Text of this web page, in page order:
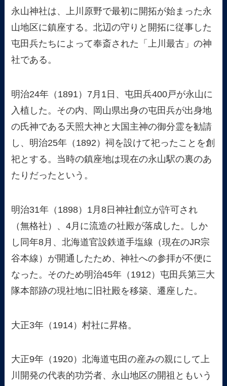
永山神社は、上川原野で最初に開拓が始まった永
山地区に鎮座する。北辺の守りと開拓に従事した
屯田兵たちによって奉斎された「上川最古」の神
社である。
明治24年（1891）7月1日、屯田兵400戸が永山に
入植した。その内、岡山県出身の屯田兵が出身地
の氏神である天照大神と大国主神の御分霊を勧請
し、明治25年（1892）祠を設けて祀ったことを創
祀とする。当時の鎮座地は現在の永山駅の裏のあ
たりだったという。
明治31年（1898）1月8日神社創立が許可され
（無格社）、4月に流造の社殿が落成した。しか
し同年8月、北海道官設鉄道手塩線（現在のJR宗
谷本線）が開通したため、神社への参拝が不便に
なった。そのため明治45年（1912）屯田兵第三大
隊本部跡の現社地に旧社殿を移築、遷座した。
大正3年（1914）村社に昇格。
大正9年（1920）北海道屯田の産みの親にして上
川開発の代表的功労者、永山地区の開祖ともいう